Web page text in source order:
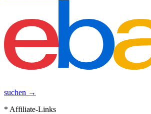
suchen →
* Affiliate-Links